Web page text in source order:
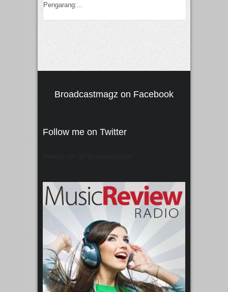
Pengarang:...
Broadcastmagz on Facebook
Follow me on Twitter